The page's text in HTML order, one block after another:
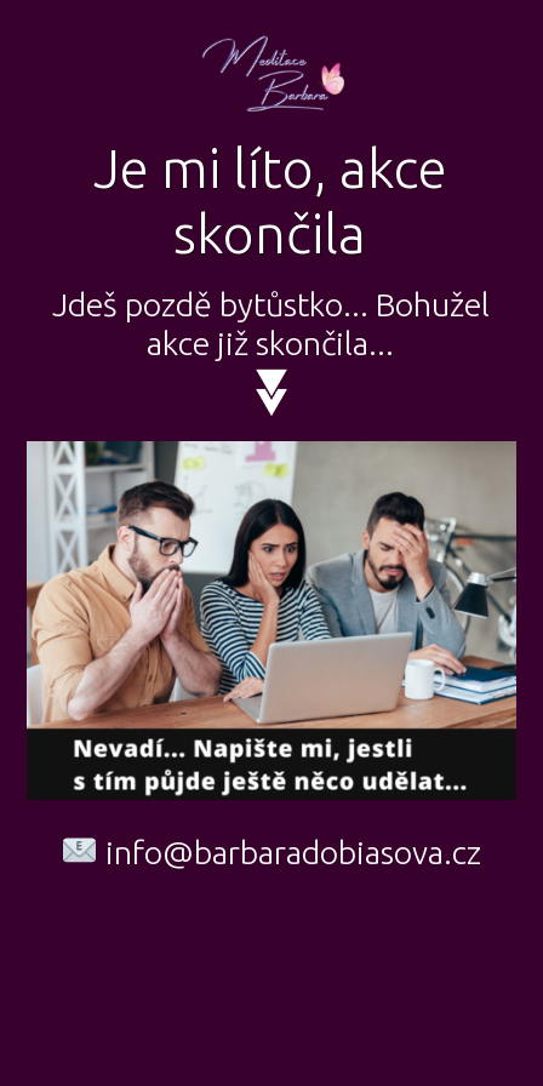
Je mi líto, akce
skončila
Jdeš pozdě bytůstko... Bohužel
akce již skončila...
info@barbaradobiasova.cz